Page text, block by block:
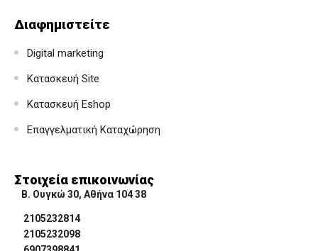
Διαφημιστείτε
Digital marketing
Κατασκευή Site
Κατασκευή Eshop
Επαγγελματική Καταχώρηση
Στοιχεία επικοινωνίας
Β. Ουγκώ 30, Αθήνα 104 38
2105232814
2105232098